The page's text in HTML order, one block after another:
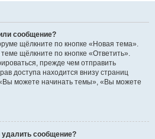
сообщение?
щёлкните по кнопке «Новая тема».
щёлкните по кнопке «Ответить».
прежде чем отправить
доступа находится внизу страниц
можете начинать темы», «Вы можете
удалить сообщение?